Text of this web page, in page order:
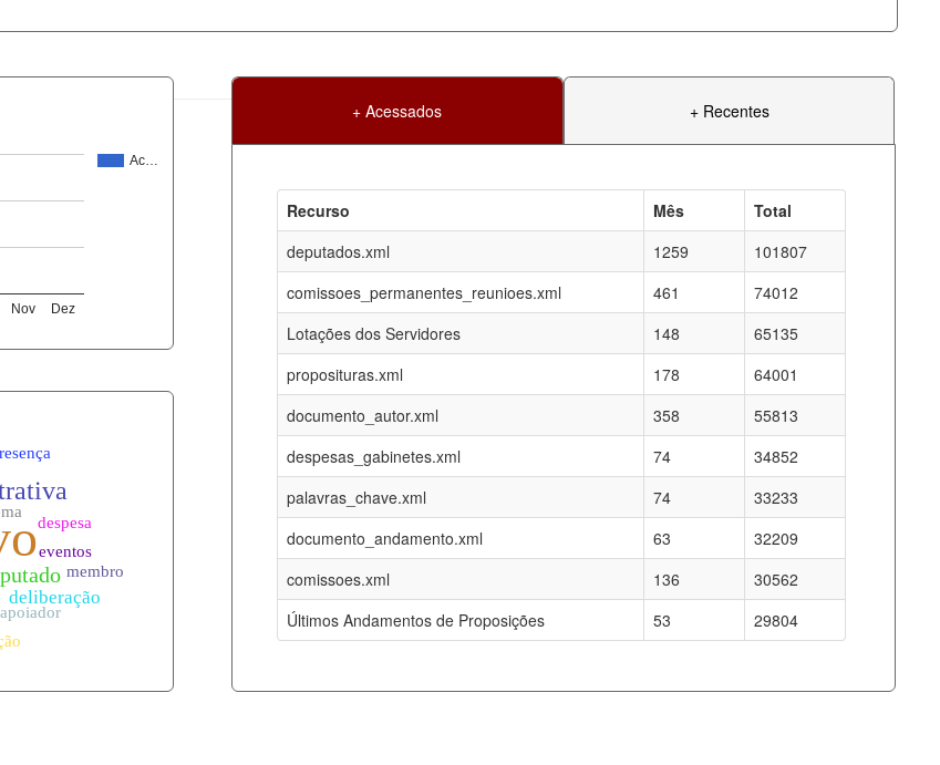
Ac…
Nov Dez
+ Acessados + Recentes
Recurso Mês
Total
deputados.xml
1259
101807
comissoes_permanentes_reunioes.xml
461
74012
Lotações dos Servidores
148
65135
proposituras.xml
178
64001
documento_autor.xml
358
55813
despesas_gabinetes.xml
74
34852
palavras_chave.xml
74
33233
documento_andamento.xml
63
32209
comissoes.xml
136
30562
Últimos Andamentos de Proposições
53 29804
05-08-2026
05-08-2026
05-08-2026
05-08-2026
05-08-2026
05-08-2026
05-08-2026